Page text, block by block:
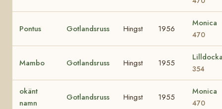
Pontus Gotlandsruss Hingst 1956
Monica
470
Mambo Gotlandsruss Hingst 1955
354
okänt
namn
Gotlandsruss Hingst 1955
Monica
470